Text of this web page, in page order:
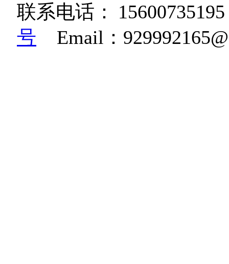
联系电话：
15600735195
号 Email：